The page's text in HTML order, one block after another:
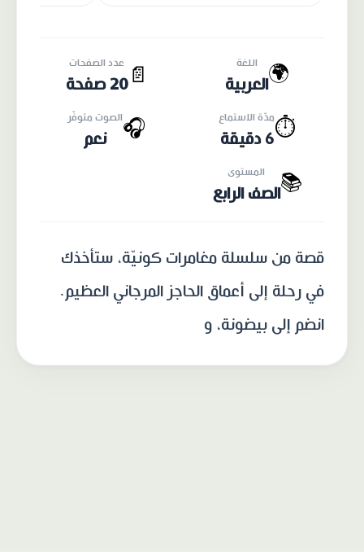
🌍 اللغة
العربية 📄
عدد الصفحات
20 صفحة
⏱️مدّة الاستماع
6 دقيقة
🎧الصوت متوفّر
نعم
📚 المستوى
الصف الرابع
قصة من سلسلة مغامرات كونيّة، ستأخذك
في رحلة إلى أعماق الحاجز المرجاني العظيم.
انضم إلى بيضونة، و